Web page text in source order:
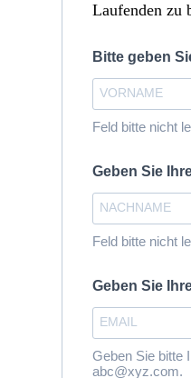
Laufenden zu
Bitte geben
Feld bitte nicht
Geben Sie
Feld bitte nicht
Geben Sie
Geben Sie bitte
abc@xyz.com.